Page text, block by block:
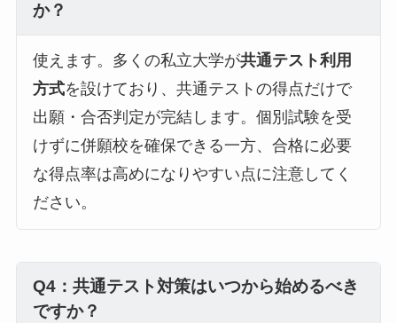
か？
使えます。多くの私立大学が共通テスト利用
方式を設けており、共通テストの得点だけで
出願・合否判定が完結します。個別試験を受
けずに併願校を確保できる一方、合格に必要
な得点率は高めになりやすい点に注意してく
ださい。
Q4：共通テスト対策はいつから始めるべき
ですか？